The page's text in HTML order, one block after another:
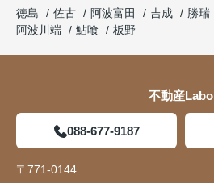
徳島
佐古 阿波富田 吉成 勝瑞
阿波川端
鮎喰 板野
不動産Labo
088-677-9187
〒771-0144